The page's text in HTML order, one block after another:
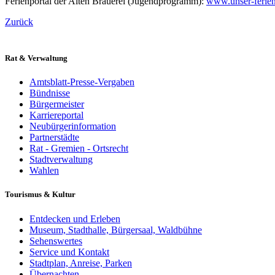
Zurück
Rat & Verwaltung
Amtsblatt-Presse-Vergaben
Bündnisse
Bürgermeister
Karriereportal
Neubürgerinformation
Partnerstädte
Rat - Gremien - Ortsrecht
Stadtverwaltung
Wahlen
Tourismus & Kultur
Entdecken und Erleben
Museum, Stadthalle, Bürgersaal, Waldbühne
Sehenswertes
Service und Kontakt
Stadtplan, Anreise, Parken